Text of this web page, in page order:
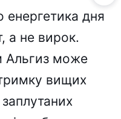
енергетика дня
а не вирок.
Альгиз може
вищих